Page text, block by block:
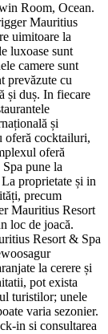
Room, Ocean.
Mauritius
uimitoare la
luxoase sunt
camere sunt
prevăzute cu
și duș. In fiecare
și
oferă cocktailuri,
oferă
pune la
proprietate și in
precum
Mauritius Resort
loc de joacă.
Resort & Spa
la cerere și
pot exista
turistilor; unele
varia sezonier.
si consultarea